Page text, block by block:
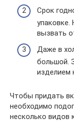
Срок
упаковке.
вызвать
Даже в
большой.
изделием
Чтобы придать
необходимо
несколько видов